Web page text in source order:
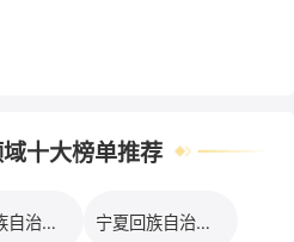
十大榜单推荐
宁夏回族自治区工伤事故律师服务之星排行榜 宁夏回族自治区合同纠纷律师服务之星排行榜